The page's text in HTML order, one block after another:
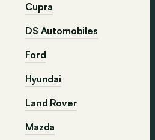
Cupra
DS Automobiles
Ford
Hyundai
Land Rover
Mazda